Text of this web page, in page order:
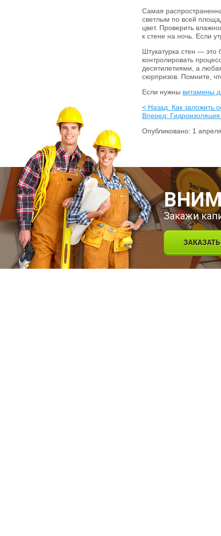
Самая
светлым по всей
цвет. Проверить
к стене на ночь. Если
Штукатурка стен — это
контролировать
десятилетиями, а
сюрпризов. Помните,
Если нужны витамины
< Назад: Как заложить
Вперед:
Опубликовано: 1
Закажи